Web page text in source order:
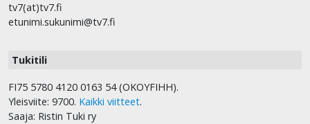
tv7(at)tv7.fi
etunimi.sukunimi@tv7.fi
Tukitili
FI75 5780 4120 0163 54 (OKOYFIHH).
Yleisviite: 9700. Kaikki viitteet.
Saaja: Ristin Tuki ry